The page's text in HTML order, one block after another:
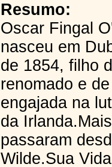
Resumo:
Oscar Fingal
nasceu em
de 1854, filho
renomado e
engajada na
da
passaram
Wilde.Sua